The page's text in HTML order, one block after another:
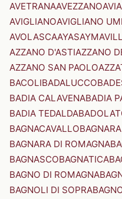
AVETRANAAVEZZANO
AVIGLIANOAVIGLIANO
AVOLASCAAYAS
AZZANO D'ASTIAZZANO
AZZANO SAN PAOLO
BACOLIBADALUCCO
BADIA CALAVENABADIA
BADIA TEDALDA
BAGNACAVALLO
BAGNARA DI ROMAGNA
BAGNASCOBAGNATICA
BAGNO DI ROMAGNA
BAGNOLI DI SOPRA